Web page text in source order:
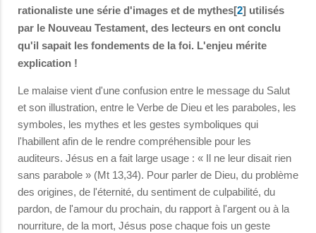
rationaliste une série d'images et de mythes[2] utilisés
par le Nouveau Testament, des lecteurs en ont conclu
qu'il sapait les fondements de la foi. L'enjeu mérite
explication !
Le malaise vient d'une confusion entre le message du Salut
et son illustration, entre le Verbe de Dieu et les paraboles, les
symboles, les mythes et les gestes symboliques qui
l'habillent afin de le rendre compréhensible pour les
auditeurs. Jésus en a fait large usage : « Il ne leur disait rien
sans parabole » (Mt 13,34). Pour parler de Dieu, du problème
des origines, de l'éternité, du sentiment de culpabilité, du
pardon, de l'amour du prochain, du rapport à l'argent ou à la
nourriture, de la mort, Jésus pose chaque fois un geste